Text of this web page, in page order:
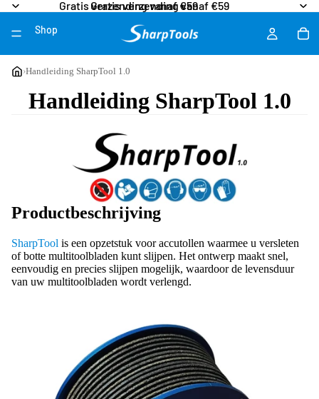
Gratis verzending vanaf €59
Gratis verzending vanaf €59
Shop
›Handleiding SharpTool 1.0
Handleiding SharpTool 1.0
Productbeschrijving
SharpTool is een opzetstuk voor accutollen waarmee u versleten
of botte multitoolbladen kunt slijpen. Het ontwerp maakt snel,
eenvoudig en precies slijpen mogelijk, waardoor de levensduur
van uw multitoolbladen wordt verlengd.